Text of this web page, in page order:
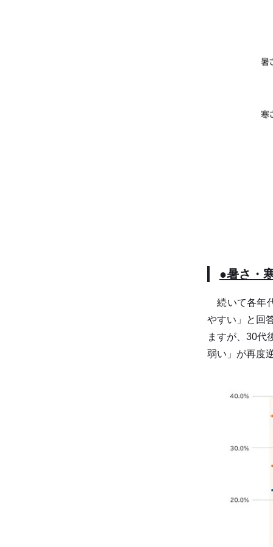
●暑さ・
続いて各年
やすい」と回
ますが、30代
弱い」が再度